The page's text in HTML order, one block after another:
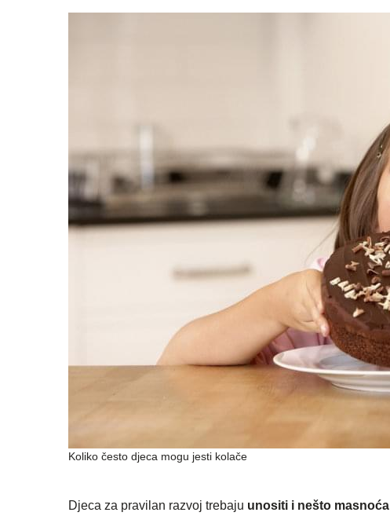
Koliko često djeca mogu jesti kolače
Djeca za pravilan razvoj trebaju unositi i nešto masnoća